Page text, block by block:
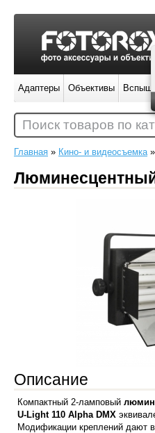
Главная » Кино- и видеосъемка»
Люминесцентный
Описание
Компактный 2-ламповый
U-Light 110 AlphaDMX
Модификации креплений дают
Адаптеры Объективы
Поиск товаров по